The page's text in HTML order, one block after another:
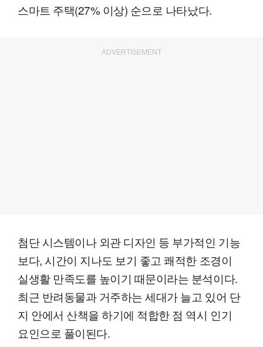
스마트 주택(27% 이상) 순으로 나타났다.
ADVERTISEMENT
첨단 시스템이나 외관 디자인 등 부가적인 기능
보다, 시간이 지나도 보기 좋고 쾌적한 조경이
실생활 만족도를 높이기 때문이라는 분석이다.
최근 반려동물과 거주하는 세대가 늘고 있어 단
지 안에서 산책을 하기에 적합한 점 역시 인기
요인으로 풀이된다.